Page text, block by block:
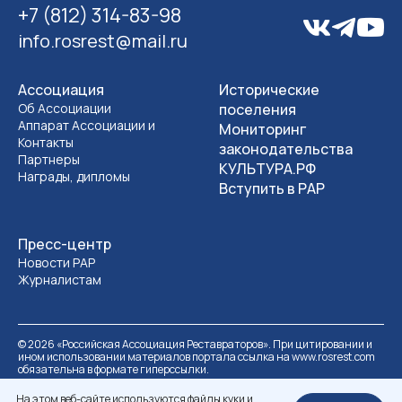
На этом веб-сайте используются файлы куки и
+7 (812) 314-83-98
info.rosrest@mail.ru
Ассоциация
Об Ассоциации
Аппарат Ассоциации и
Контакты
Партнеры
Награды, дипломы
Пресс-центр
Новости РАР
Журналистам
Исторические
поселения
Мониторинг
законодательства
КУЛЬТУРА.РФ
Вступить в РАР
©2026 «Российская Ассоциация Реставраторов». При цитировании и
ином использовании материалов портала ссылка на www.rosrest.com
обязательна в формате гиперссылки.
Политика обработки персональных данных
Разработка сайта